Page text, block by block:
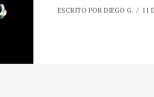
ESCRITO POR DIEGO G. 11